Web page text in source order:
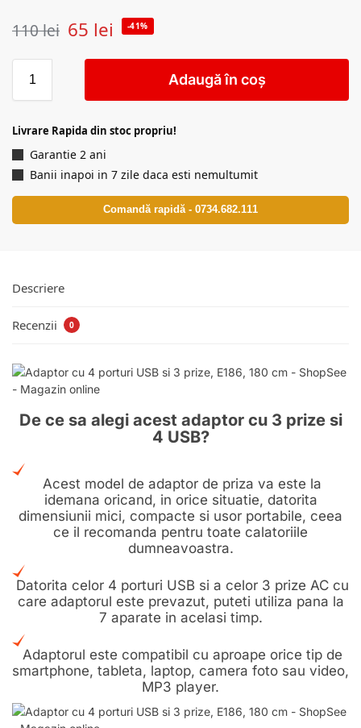
110lei 65 lei -41%
Adaugă în coș
Livrare Rapida din stoc propriu!
Garantie 2 ani
Banii inapoi in 7 zile daca esti nemultumit
Comandă rapidă - 0734.682.111
Descriere
Recenzii 0
De ce sa alegi acest adaptor cu 3 prize si
4 USB?
Acest model de adaptor de priza va este la
idemana oricand, in orice situatie, datorita
dimensiunii mici, compacte si usor portabile, ceea
ce il recomanda pentru toate calatoriile
dumneavoastra.
Datorita celor 4 porturi USB si a celor 3 prize AC cu
care adaptorul este prevazut, puteti utiliza pana la
7 aparate in acelasi timp.
Adaptorul este compatibil cu aproape orice tip de
smartphone, tableta, laptop, camera foto sau video,
MP3 player.